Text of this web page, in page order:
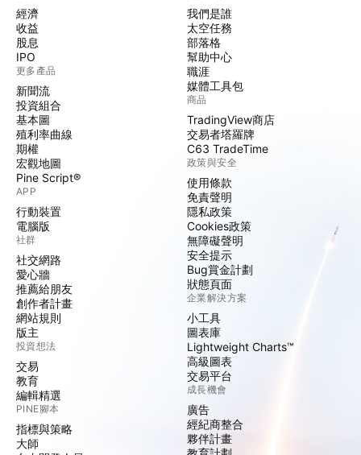
經濟
收益
股息
IPO
更多產品
新聞流
投資組合
基本圖
殖利率曲線
期權
宏觀地圖
Pine Script®
APP
行動裝置
電腦版
社群
社交網路
愛心牆
推薦給朋友
創作者計畫
網站規則
版主
投資想法
交易
教育
編輯精選
PINE腳本
指標與策略
大師
我們是誰
太空任務
部落格
幫助中心
職涯
媒體工具包
商品
TradingView商店
交易者塔羅牌
C63 TradeTime
政策與安全
使用條款
免責聲明
隱私政策
Cookies政策
無障礙聲明
安全提示
Bug賞金計劃
狀態頁面
企業解決方案
小工具
圖表庫
Lightweight Charts™
高級圖表
交易平台
成長機會
廣告
經紀商整合
夥伴計畫